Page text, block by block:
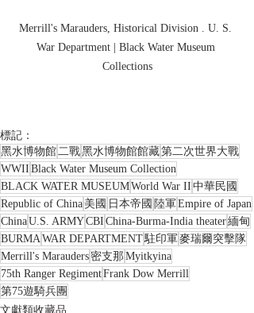
Merrill's Marauders, Historical Division . U. S.
War Department | Black Water Museum
Collections
標記：
黑水博物館二戰黑水博物館館藏第二次世界大戰
WWII Black Water Museum Collection
BLACK WATER MUSEUMWorld War II 中華民國
Republic of China 美國 日本帝國 陸軍Empire of Japan
ChinaU.S. ARMYCBI China-Burma-India theater緬甸
BURMAWAR DEPARTMENT駐印軍麥瑞爾突擊隊
Merrill's Marauders 密支那 Myitkyina
75th Ranger RegimentFrank Dow Merrill
第75遊騎兵團
文獻類收藏品